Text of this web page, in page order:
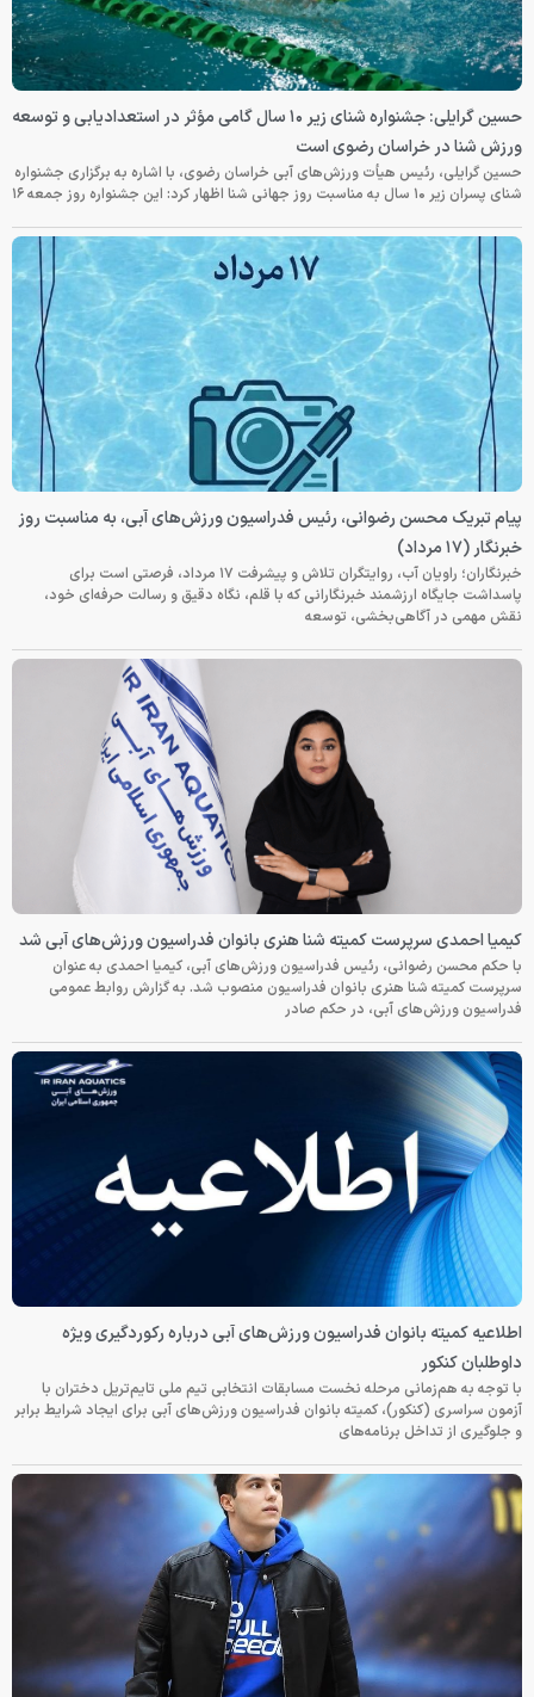
حسین گرایلی: جشنواره شنای زیر ۱۰ سال گامی مؤثر در استعدادیابی و توسعه
ورزش شنا در خراسان رضوی است
حسین گرایلی، رئیس هیأت ورزش‌های آبی خراسان رضوی، با اشاره به برگزاری جشنواره
شنای پسران زیر ۱۰ سال به مناسبت روز جهانی شنا اظهار کرد: این جشنواره روز جمعه‌ ۱۶
پیام تبریک محسن رضوانی، رئیس فدراسیون ورزش‌های آبی، به مناسبت روز
خبرنگار (۱۷ مرداد)
خبرنگاران؛ راویان آب، روایتگران تلاش و پیشرفت ۱۷ مرداد، فرصتی است برای
پاسداشت جایگاه ارزشمند خبرنگارانی که با قلم، نگاه دقیق و رسالت حرفه‌ای خود،
نقش مهمی در آگاهی‌بخشی، توسعه
کیمیا احمدی سرپرست کمیته شنا هنری بانوان فدراسیون ورزش‌های آبی شد
با حکم محسن رضوانی، رئیس فدراسیون ورزش‌های آبی، کیمیا احمدی به عنوان
سرپرست کمیته شنا هنری بانوان فدراسیون منصوب شد. به گزارش روابط عمومی
فدراسیون ورزش‌های آبی، در حکم صادر
اطلاعیه کمیته بانوان فدراسیون ورزش‌های آبی درباره رکوردگیری ویژه
داوطلبان کنکور
با توجه به هم‌زمانی مرحله نخست مسابقات انتخابی تیم ملی تایم‌تریل دختران با
آزمون سراسری (کنکور)، کمیته بانوان فدراسیون ورزش‌های آبی برای ایجاد شرایط برابر
و جلوگیری از تداخل برنامه‌های